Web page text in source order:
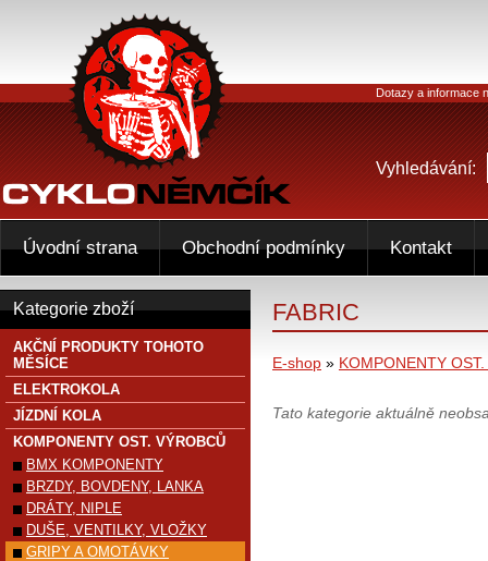
FABRIC
E-shop » KOMPONENTY
Tato kategorie aktuálně
Kategorie zboží
AKČNÍ PRODUKTY TOHOTO
MĚSÍCE
ELEKTROKOLA
JÍZDNÍ KOLA
KOMPONENTY OST. VÝROBCŮ
BMX KOMPONENTY
BRZDY, BOVDENY, LANKA
DRÁTY, NIPLE
DUŠE, VENTILKY, VLOŽKY
GRIPY A OMOTÁVKY
Dotazy a informace
Vyhledávání:
Úvodní strana Obchodní podmínky Kontakt